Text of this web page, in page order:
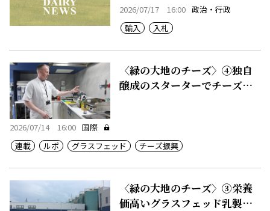
2026/07/17 16:00 政治・行政
輸入
入札
〈緑の大地のチーズ〉④独自
醸成のスターターでチーズに
2026/07/14 16:00 国際
連載
ルポ グラスフェッド チーズ振興
〈緑の大地のチーズ〉③栄養
価高いグラスフェッド乳製